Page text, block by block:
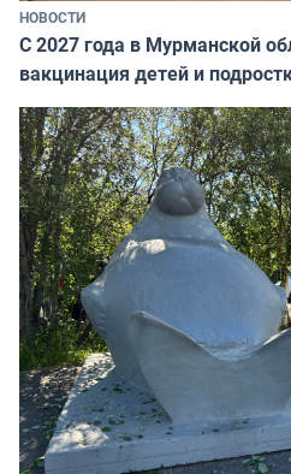
НОВОСТИ
С 2027 года в Мурманской
вакцинация детей и